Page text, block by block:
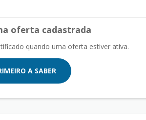
oferta cadastrada
quando uma oferta estiver ativa.
A SABER